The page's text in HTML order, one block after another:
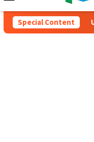
Menu
Special Content
Umrah Cerdas